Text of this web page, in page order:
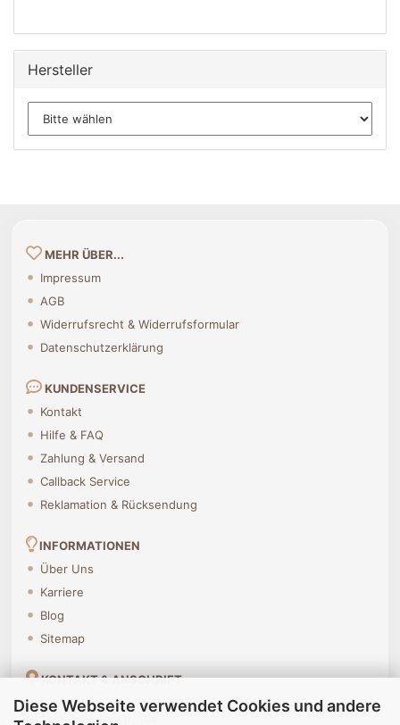
Diese Webseite verwendet Cookies und andere
Hersteller
MEHR ÜBER...
Impressum
AGB
Widerrufsrecht & Widerrufsformular
Datenschutzerklärung
KUNDENSERVICE
Kontakt
Hilfe & FAQ
Zahlung & Versand
Callback Service
Reklamation & Rücksendung
INFORMATIONEN
Über Uns
Karriere
Blog
Sitemap
KONTAKT & ANSCHRIFT
Zolotoj Kolos GmbH & Co KG
Gstocketwiesenstr. 10a